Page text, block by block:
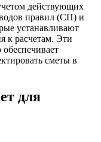
действующих
правил (СП) и
устанавливают
к расчетам. Эти
сметы в
для